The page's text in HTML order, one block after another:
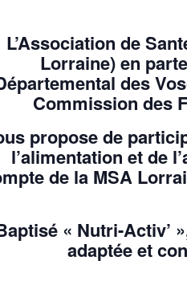
L’Association de
Lorraine) en
des
Commission des
propose de
l’alimentation et de
de la MSA
« Nutri-Activ’ »
adaptée et